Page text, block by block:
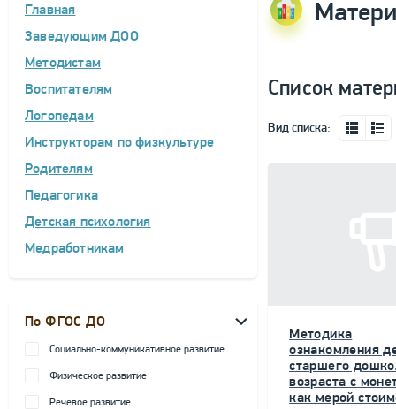
Главная
Заведующим ДОО
Методистам
Воспитателям
Логопедам
Инструкторам по физкультуре
Родителям
Педагогика
Детская психология
Медработникам
По ФГОС ДО
Социально-коммуникативное развитие
Физическое развитие
Речевое развитие
Список
Вид списка:
Методика
ознакомления
старшего
возраста с
как мерой